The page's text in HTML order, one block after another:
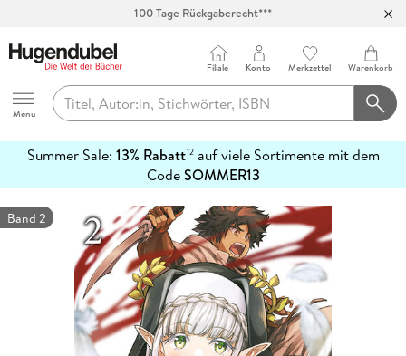
100 Tage Rückgaberecht***
Hugendubel
Menu
Filiale Konto Merkzettel Warenkorb
Summer Sale: 13% Rabatt12auf viele Sortimente mit dem
CodeSOMMER13
erfahren
Band 2